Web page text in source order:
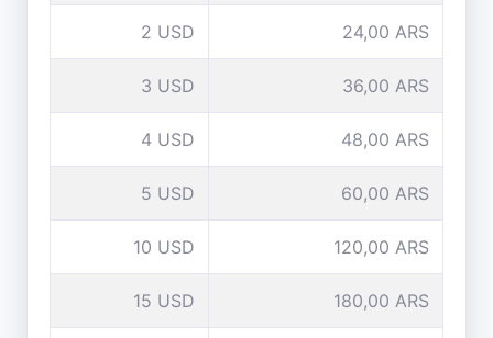
2 USD 24,00 ARS
3 USD 36,00 ARS
4 USD 48,00 ARS
5 USD 60,00 ARS
10 USD 120,00 ARS
15 USD 180,00 ARS